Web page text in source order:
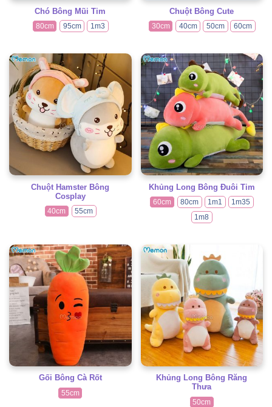
Chó Bông Mũi Tim
80cm 95cm 1m3
Chuột Bông Cute
30cm 40cm 50cm 60cm
Chuột Hamster Bông
Cosplay
40cm 55cm
Khủng Long Bông Đuôi Tim
60cm 80cm 1m1
1m35
1m8
Gối Bông Cà Rốt
55cm
Khủng Long Bông Răng
Thưa
50cm